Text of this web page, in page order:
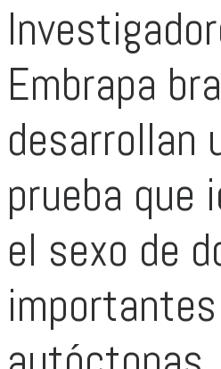
Embrapa
desarrollan
prueba que
el sexo de